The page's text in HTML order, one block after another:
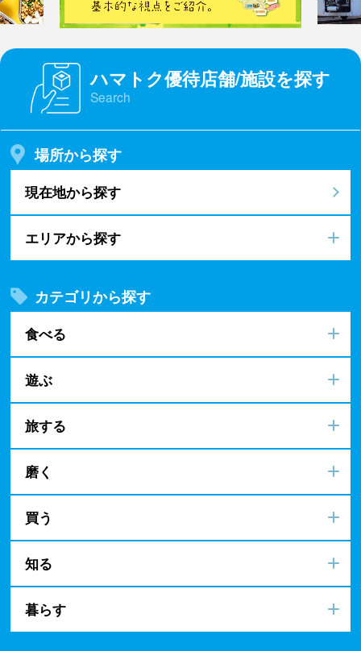
ハマトク優待店舗/施設を探す
Search
場所から探す
現在地から探す
エリアから探す
カテゴリから探す
食べる
遊ぶ
旅する
磨く
買う
知る
暮らす